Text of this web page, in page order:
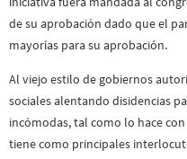
de su aprobación dado que el
mayorías para su aprobación.
Al viejo estilo de gobiernos
sociales alentando disidencias
incómodas, tal como lo hace
tiene como principales